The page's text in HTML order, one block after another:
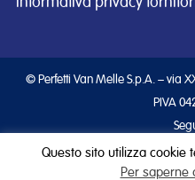
© Perfetti Van Melle S.p.A. – via
PIVA
Questo sito utilizza cookie
Per saperne